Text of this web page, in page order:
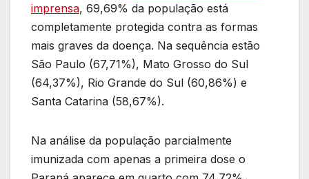
imprensa, 69,69% da população está
completamente protegida contra as formas
mais graves da doença. Na sequência estão
São Paulo (67,71%), Mato Grosso do Sul
(64,37%), Rio Grande do Sul (60,86%) e
Santa Catarina (58,67%).
Na análise da população parcialmente
imunizada com apenas a primeira dose o